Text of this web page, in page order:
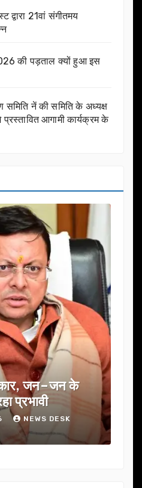
द्वारा 21वां संगीतमय
की पड़ताल क्यों हुआ इस
नें की समिति के अध्यक्ष
आगामी कार्यक्रम के
के
DESK
उत्तराखण्ड
यूजेवीएन
में कई अहम